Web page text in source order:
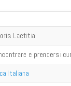
Laetitia
e prendersi
Italiana